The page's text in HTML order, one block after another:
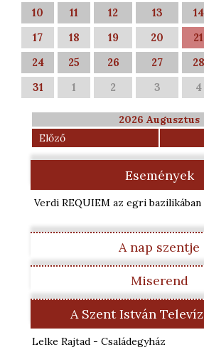
10
11 12 13 14
17
18 19 20 21
24
25 26 27 28
31
1 2 3 4
2026 Augusztus
Előző
Események
Verdi REQUIEM az egri bazilikában
A nap szentje
Miserend
A Szent István
Lelke Rajtad - Családegyház